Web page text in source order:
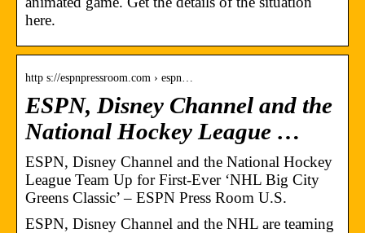
here.
http s://espnpressroom.com › espn…
ESPN, Disney Channel and the
National Hockey League …
ESPN, Disney Channel and the National Hockey
League Team Up for First-Ever ‘NHL Big City
Greens Classic’ – ESPN Press Room U.S.
ESPN, Disney Channel and the NHL are teaming